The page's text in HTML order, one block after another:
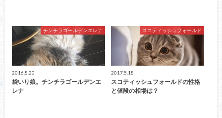
チンチラゴールデンエレナ
2016.8.20
袋いり娘。チンチラゴールデンエ
レナ
スコティッシュフォールド
2017.5.18
スコティッシュフォールドの性格
と値段の相場は？